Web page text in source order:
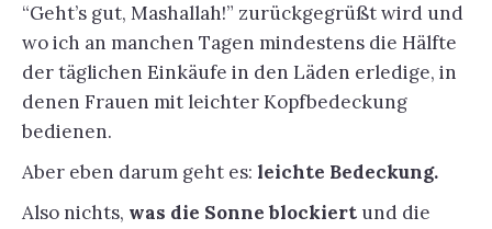
“Geht’s gut, Mashallah!” zurückgegrüßt wird und
wo ich an manchen Tagen mindestens die Hälfte
der täglichen Einkäufe in den Läden erledige, in
denen Frauen mit leichter Kopfbedeckung
bedienen.
Aber eben darum geht es: leichte Bedeckung.
Also nichts, was die Sonne blockiert und die